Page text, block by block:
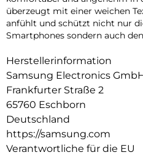
überzeugt mit einer weichen
anfühlt und schützt nicht nur
Smartphones sondern auch
Herstellerinformation
Samsung Electronics
Frankfurter Straße 2
65760 Eschborn
Deutschland
https://samsung.com
Verantwortliche für die EU